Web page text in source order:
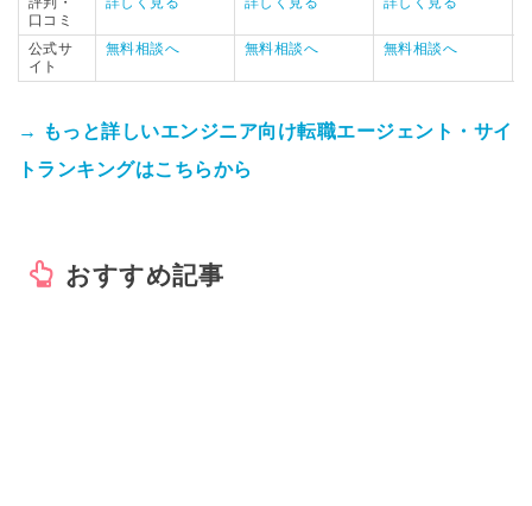
口コミ
公式サ
イト
無料相談へ 無料相談へ 無料相談へ
→ もっと詳しいエンジニア向け転職エージェント・サイ
トランキングはこちらから
おすすめ記事